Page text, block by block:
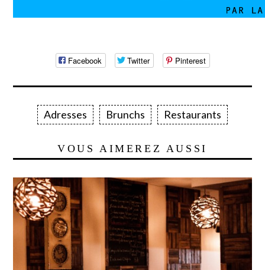
Facebook Twitter Pinterest
Adresses Brunchs Restaurants
VOUS AIMEREZ AUSSI